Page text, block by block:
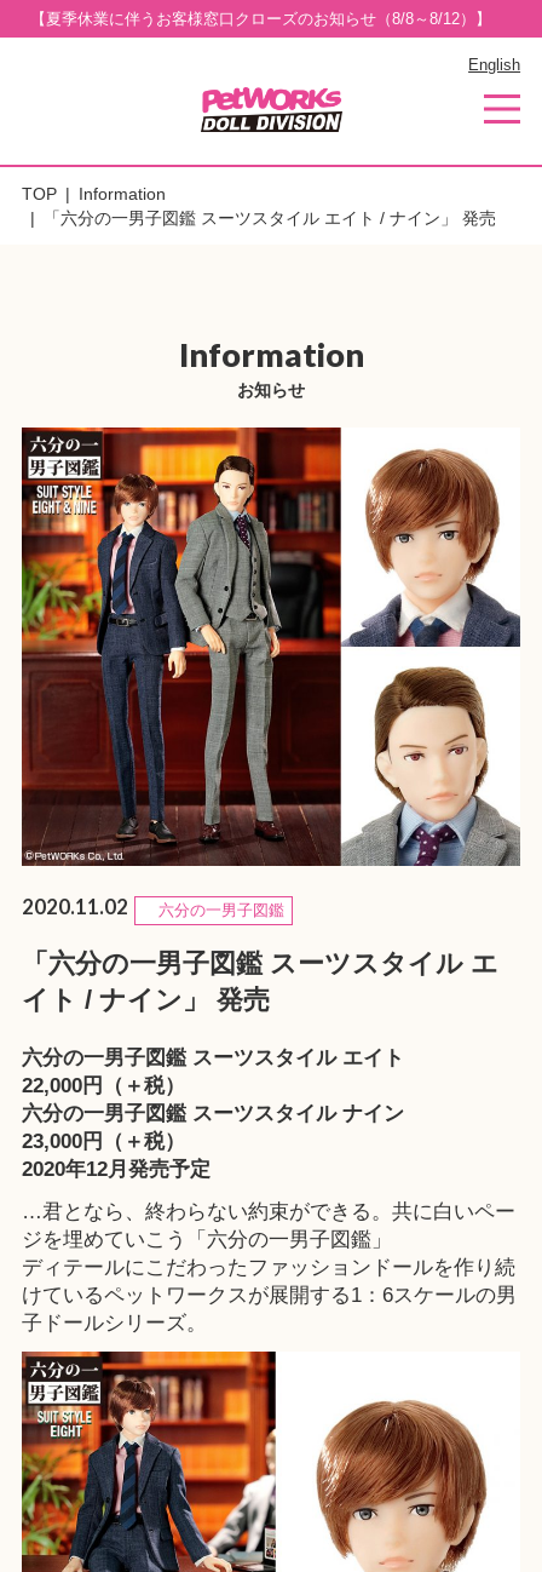
【夏季休業に伴うお客様窓口クローズのお知らせ（8/8～8/12）】
English
TOP
Information
「六分の一男子図鑑 スーツスタイル エイト / ナイン」 発売
Information
お知らせ
2020.11.02 六分の一男子図鑑
「六分の一男子図鑑 スーツスタイル エ
イト / ナイン」 発売
六分の一男子図鑑 スーツスタイル エイト
22,000円（＋税）
六分の一男子図鑑 スーツスタイル ナイン
23,000円（＋税）
2020年12月発売予定
…君となら、終わらない約束ができる。共に白いペー
ジを埋めていこう「六分の一男子図鑑」
ディテールにこだわったファッションドールを作り続
けているペットワークスが展開する1：6スケールの男
子ドールシリーズ。